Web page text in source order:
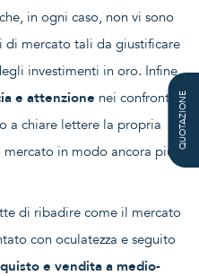
in ogni caso, non vi sono
di mercato tali da giustificare
investimenti in oro. Infine,
e attenzione nei confronti
a chiare lettere la propria
in modo ancora più
di ribadire come il mercato
con oculatezza e seguito
e vendita a medio-
QUOTAZIONE